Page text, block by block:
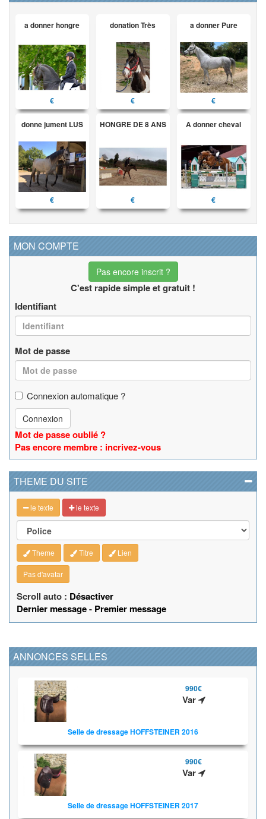
a donner hongre
€
donation Très
€
a donner Pure
€
donne jument LUS
€
HONGRE DE 8 ANS
€
A donner cheval
€
MON COMPTE
Pas encore inscrit ?
C'est rapide simple et gratuit !
Identifiant
Mot de passe
Connexion automatique ?
Connexion
Mot de passe oublié ?
Pas encore membre : incrivez-vous
THEME DU SITE
le texte le texte
Theme Titre Lien
Pas d'avatar
Scroll auto : Désactiver
Dernier message- Premier message
ANNONCES SELLES
990€
Var
Selle de dressage HOFFSTEINER 2016
990€
Var
Selle de dressage HOFFSTEINER 2017